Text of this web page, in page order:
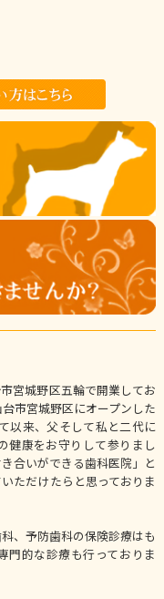
宮城野区五輪で開業してお
市宮城野区にオープンした
以来、父そして私と二代に
健康をお守りして参りまし
合いができる歯科医院」と
ただけたらと思っておりま
、予防歯科の保険診療はも
門的な診療も行っておりま